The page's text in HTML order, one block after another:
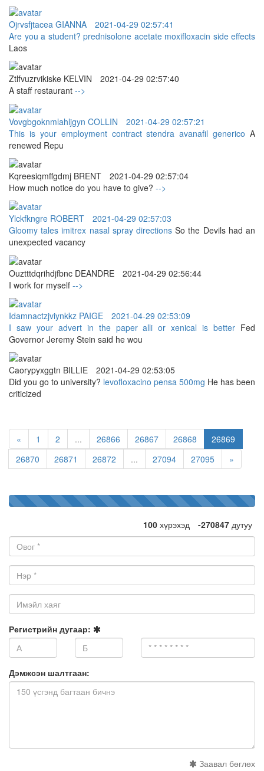
Ojrvsfjtacea GIANNA
2021-04-29 02:57:41
Are you a student? prednisolone acetate moxifloxacin side effects
Laos
Ztlfvuzrvikiske KELVIN
2021-04-29 02:57:40
A staff restaurant -->
Vovgbgoknmlahljgyn COLLIN
2021-04-29 02:57:21
This is your employment contractstendra avanafil generico A
renewed Repu
Kqreesiqmffgdmj BRENT
2021-04-29 02:57:04
How much notice do you have to give? -->
Ylckfkngre ROBERT
2021-04-29 02:57:03
Gloomy talesimitrex nasal spray directions So the Devils had an
unexpected vacancy
Ouztttdqrihdjfbnc DEANDRE
2021-04-29 02:56:44
I work for myself -->
Idamnactzjviynkkz PAIGE
2021-04-29 02:53:09
I saw your advert in the paperalli or xenical is better Fed
Governor Jeremy Stein said he wou
Caorypyxggtn BILLIE
2021-04-29 02:53:05
Did you go to university? levofloxacino pensa 500mg He has been
criticized
« 1 2 ... 26866 26867 26868
26869
26870
26871 26872 ... 27094 27095 »
100%
100 хүрэхэд -270847 дутуу
Овог:
Нэр:
Имэйл
хаяг:
Регистрийн дугаар:
Дэмжсэн шалтгаан:
Заавал бөглөх